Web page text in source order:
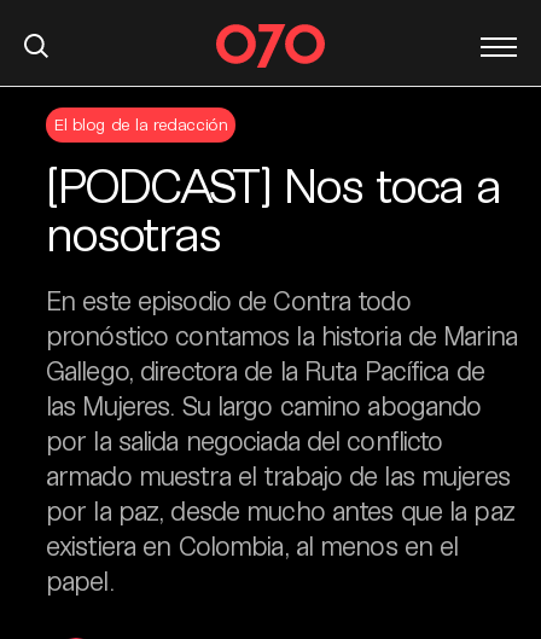
El blog de la redacción
[PODCAST] Nos toca a
nosotras
En este episodio de Contra todo
pronóstico contamos la historia de Marina
Gallego, directora de la Ruta Pacífica de
las Mujeres. Su largo camino abogando
por la salida negociada del conflicto
armado muestra el trabajo de las mujeres
por la paz, desde mucho antes que la paz
existiera en Colombia, al menos en el
papel.